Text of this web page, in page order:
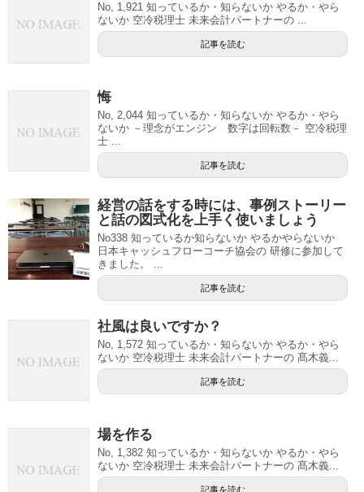
No, 1,921 知っているか・知らないか やるか・やら
ないか 空冷税理士 未来会計パートナーの ...
記事を読む
悔
No, 2,044 知っているか・知らないか やるか・やら
ないか －理念がエンジン 数字は回転数－ 空冷税理
士 ...
記事を読む
経営の話をする時には、事例ストーリー
と話の図式化を上手く使いましょう
No338 知っているか知らないか やるかやらないか
日本キャッシュフローコーチ協会の 研修に参加して
きました。 ...
記事を読む
社風は良いですか？
No, 1,572 知っているか・知らないか やるか・やら
ないか 空冷税理士 未来会計パートナーの 髙木義...
記事を読む
場を作る
No, 1,382 知っているか・知らないか やるか・やら
ないか 空冷税理士 未来会計パートナーの 髙木義...
記事を読む